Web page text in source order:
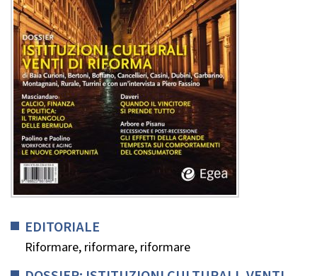
EDITORIALE
Riformare, riformare, riformare